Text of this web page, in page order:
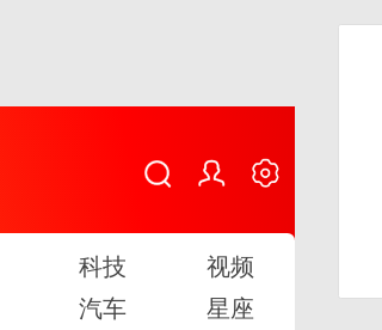
科技
视频
汽车
星座